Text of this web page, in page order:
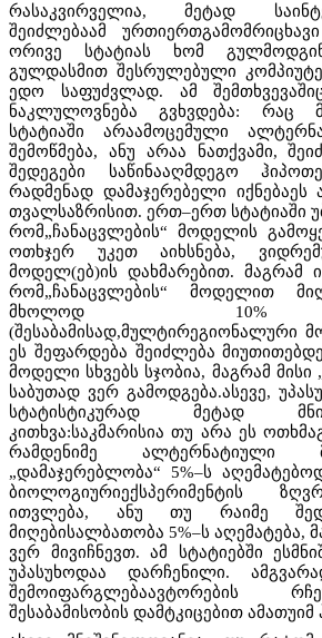
რასაკვირველია, მეტად
შეიძლებაამ
ორივე სტატიას ხომ
გულდასმით შესრულებული
ედო საფუძვლად. ამ
ნაკლულოვნება გვხვდება: რაც
სტატიაში არაამოცემული
შემოწმება, ანუ არაა ნათქვამი,
შედეგები საწინააღმდეგო
რადმენად დამაჯერებელი იქნებაეს
თვალსაზრისით. ერთ–ერთ სტატიაში
რომ„ჩანაცვლების“ მოდელის
ოთხჯერ უკეთ აიხსნება,
მოდელ(ებ)ის დახმარებით. მაგრამ
რომ„ჩანაცვლების“ მოდელით
მხოლოდ 10%
(შესაბამისად,მულტირეგიონალური
ეს შეფარდება შეიძლება
მოდელი სხვებს სჯობია, მაგრამ მისი
საბუთად ვერ გამოდგება.ასევე,
სტატისტიკურად მეტად
კითხვა:საკმარისია თუ არა ეს
რამდენიმე ალტერნატიული
„დამაჯერებლობა“ 5%–ს
ბიოლოგიურიექსპერიმენტის
ითვლება, ანუ თუ რაიმე
მიღებისალბათობა 5%–ს აღემატება,
ვერ მივიჩნევთ. ამ სტატიებში
უპასუხოდაა დარჩენილი.
შემოიფარგლებაავტორების
შესაბამისობის დამტკიცებით